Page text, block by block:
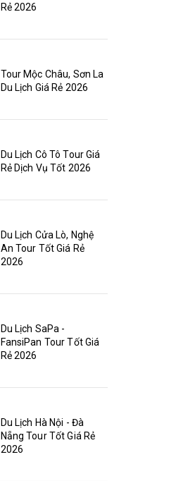
Rẻ 2026
Tour Mộc Châu, Sơn La
Du Lịch Giá Rẻ 2026
Du Lịch Cô Tô Tour Giá
Rẻ Dịch Vụ Tốt 2026
Du Lịch Cửa Lò, Nghệ
An Tour Tốt Giá Rẻ
2026
Du Lịch SaPa -
FansiPan Tour Tốt Giá
Rẻ 2026
Du Lịch Hà Nội - Đà
Nẵng Tour Tốt Giá Rẻ
2026